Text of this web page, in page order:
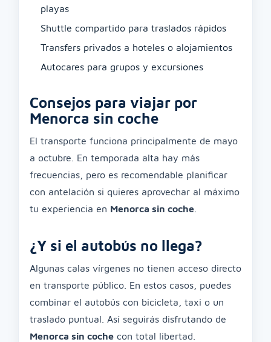
playas
Shuttle compartido para traslados rápidos
Transfers privados a hoteles o alojamientos
Autocares para grupos y excursiones
Consejos para viajar por
Menorca sin coche
El transporte funciona principalmente de mayo
a octubre. En temporada alta hay más
frecuencias, pero es recomendable planificar
con antelación si quieres aprovechar al máximo
tu experiencia en Menorca sin coche
¿Y si el autobús no llega?
Algunas calas vírgenes no tienen acceso directo
en transporte público. En estos casos, puedes
combinar el autobús con bicicleta, taxi o un
traslado puntual. Así seguirás disfrutando de
Menorca sin coche con total libertad.